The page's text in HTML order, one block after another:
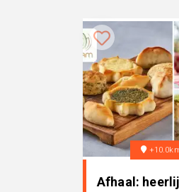
Afhaal: